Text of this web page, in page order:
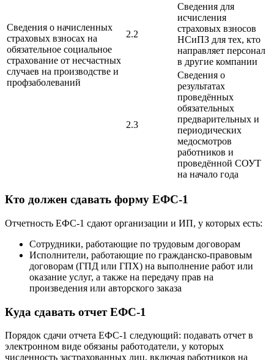
Сведения о начисленных
страховых взносах на
обязательное социальное
страхование от несчастных
случаев на производстве и
профзаболеваний
2.2
Сведения для
исчисления
страховых взносов
НСиПЗ для тех, кто
направляет персонал
в другие компании
2.3
Сведения о
результатах
проведённых
обязательных
предварительных и
периодических
медосмотров
работников и
проведённой СОУТ
на начало года
Кто должен сдавать форму ЕФС-1
Отчетность ЕФС-1 сдают организации и ИП, у которых есть:
Сотрудники, работающие по трудовым договорам
Исполнители, работающие по гражданско-правовым
договорам (ГПД или ГПХ) на выполнение работ или
оказание услуг, а также на передачу прав на
произведения или авторского заказа
Куда сдавать отчет ЕФС-1
Порядок сдачи отчета ЕФС-1 следующий: подавать отчет в
электронном виде обязаны работодатели, у которых
численность застрахованных лиц, включая работников на